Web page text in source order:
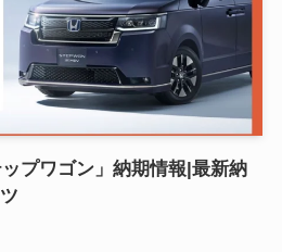
ップワゴン」納期情報|最新納